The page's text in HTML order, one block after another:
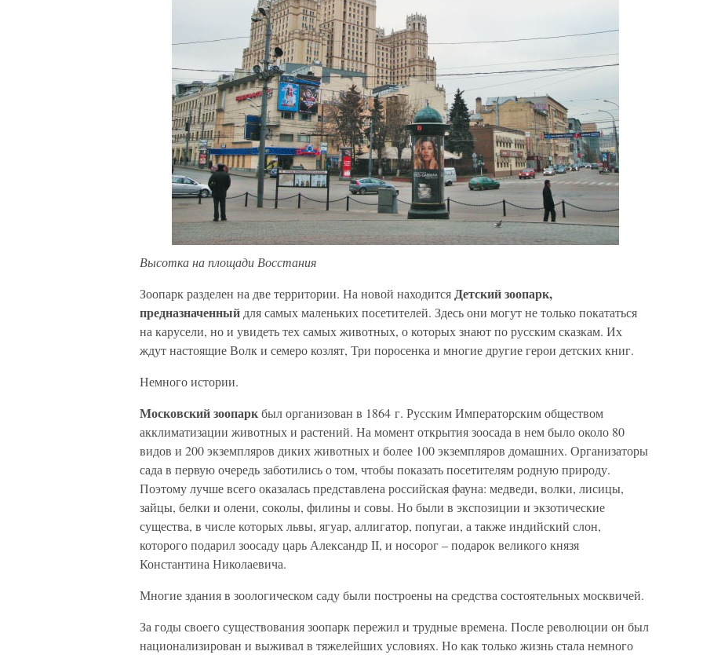
Высотка на площади Восстания
Зоопарк разделен на две территории. На новой находитсяДетский зоопарк,
предназначенный для самых маленьких посетителей. Здесь они могут не только покататься
на карусели, но и увидеть тех самых животных, о которых знают по русским сказкам. Их
ждут настоящие Волк и семеро козлят, Три поросенка и многие другие герои детских книг.
Немного истории.
Московский зоопаркбыл организован в 1864 г. Русским Императорским обществом
акклиматизации животных и растений. На момент открытия зоосада в нем было около 80
видов и 200 экземпляров диких животных и более 100 экземпляров домашних. Организаторы
сада в первую очередь заботились о том, чтобы показать посетителям родную природу.
Поэтому лучше всего оказалась представлена российская фауна: медведи, волки, лисицы,
зайцы, белки и олени, соколы, филины и совы. Но были в экспозиции и экзотические
существа, в числе которых львы, ягуар, аллигатор, попугаи, а также индийский слон,
которого подарил зоосаду царь Александр II, и носорог – подарок великого князя
Константина Николаевича.
Многие здания в зоологическом саду были построены на средства состоятельных москвичей.
За годы своего существования зоопарк пережил и трудные времена. После революции он был
национализирован и выживал в тяжелейших условиях. Но как только жизнь стала немного